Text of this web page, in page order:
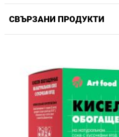
СВЪРЗАНИ ПРОДУКТИ